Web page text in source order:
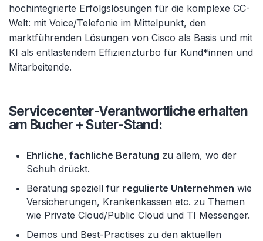
hochintegrierte Erfolgslösungen für die komplexe CC-
Welt: mit Voice/Telefonie im Mittelpunkt, den
marktführenden Lösungen von Cisco als Basis und mit
KI als entlastendem Effizienzturbo für Kund*innen und
Mitarbeitende.
Servicecenter-Verantwortliche erhalten
am Bucher + Suter-Stand:
Ehrliche, fachliche Beratung zu allem, wo der
Schuh drückt.
Beratung speziell für regulierte Unternehmen wie
Versicherungen, Krankenkassen etc. zu Themen
wie Private Cloud/Public Cloud und TI Messenger.
Demos und Best-Practises zu den aktuellen